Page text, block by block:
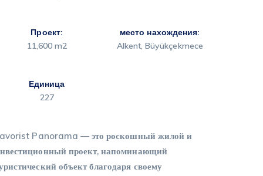
Проект:
11,600m2
место нахождения:
Alkent, Büyükçekmece
Единица
227
Panorama — это роскошный жилой и
проект, напоминающий
объект благодаря своему